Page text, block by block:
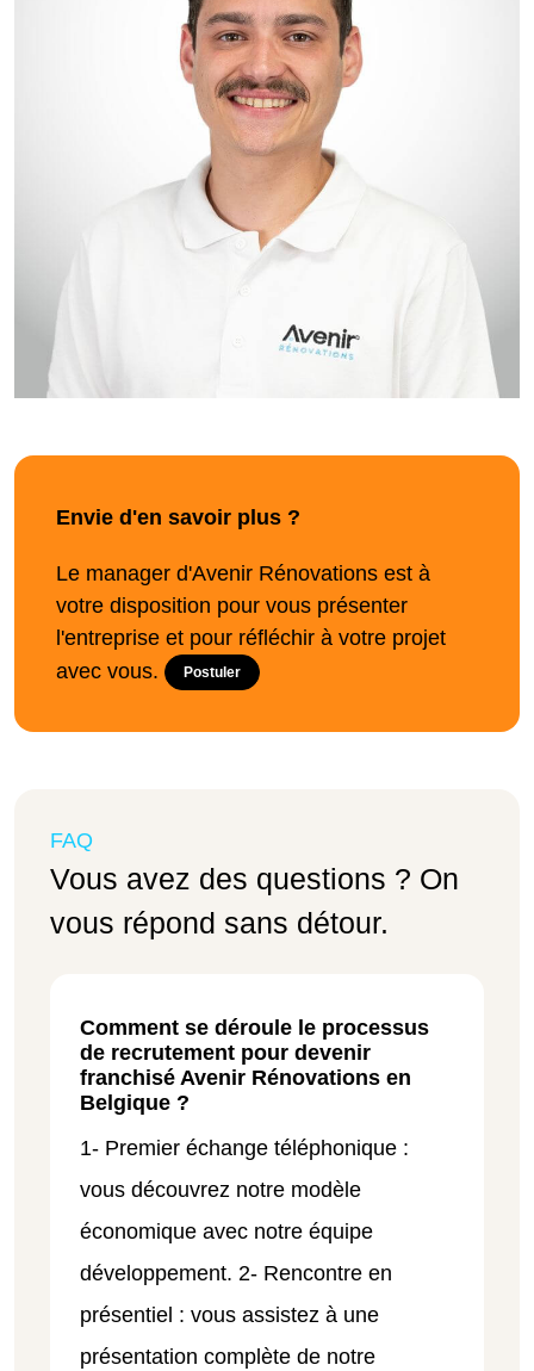
Envie d'en savoir plus ?
Le manager d'Avenir Rénovations est à
votre disposition pour vous présenter
l'entreprise et pour réfléchir à votre projet
avec vous.
Postuler
FAQ
Vous avez des questions ? On
vous répond sans détour.
Comment se déroule le processus
de recrutement pour devenir
franchisé Avenir Rénovations en
Belgique ?
1- Premier échange téléphonique :
vous découvrez notre modèle
économique avec notre équipe
développement. 2- Rencontre en
présentiel : vous assistez à une
présentation complète de notre